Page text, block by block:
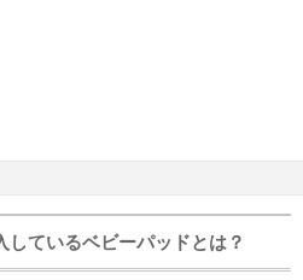
ているベビーパッドとは？